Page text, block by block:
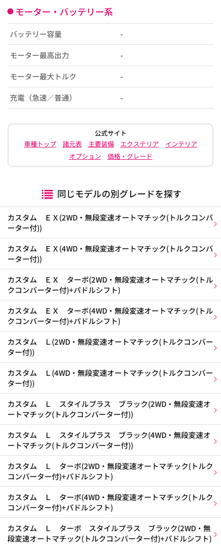
モーター・バッテリー系
バッテリー容量 -
モーター最高出力 -
モーター最大トルク -
充電（急速／普通） -
公式サイト
車種トップ
諸元表 主要装備 エクステリア
インテリア
オプション
価格・グレード
同じモデルの別グレードを探す
カスタム ＥＸ(2WD・無段変速オートマチック(トルクコンバ
ーター付))
カスタム ＥＸ(4WD・無段変速オートマチック(トルクコンバ
ーター付))
カスタム ＥＸ ターボ(2WD・無段変速オートマチック(トル
クコンバーター付)+パドルシフト)
カスタム ＥＸ ターボ(4WD・無段変速オートマチック(トル
クコンバーター付)+パドルシフト)
カスタム Ｌ(2WD・無段変速オートマチック(トルクコンバー
ター付))
カスタム Ｌ(4WD・無段変速オートマチック(トルクコンバー
ター付))
カスタム Ｌ スタイルプラス ブラック(2WD・無段変速オ
ートマチック(トルクコンバーター付))
カスタム Ｌ スタイルプラス ブラック(4WD・無段変速オ
ートマチック(トルクコンバーター付))
カスタム Ｌ ターボ(2WD・無段変速オートマチック(トルク
コンバーター付)+パドルシフト)
カスタム Ｌ ターボ(4WD・無段変速オートマチック(トルク
コンバーター付)+パドルシフト)
カスタム Ｌ ターボ スタイルプラス ブラック(2WD・無
段変速オートマチック(トルクコンバーター付)+パドルシフト)